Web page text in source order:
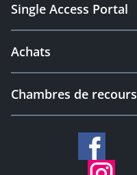
Single Access Portal
Achats
Chambres de recours